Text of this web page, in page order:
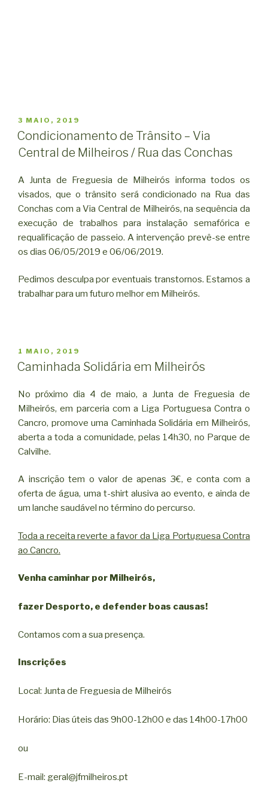
PUBLICADO
EM
3 MAIO, 2019
Condicionamento de Trânsito – Via
Central de Milheiros / Rua das Conchas
A Junta de Freguesia de Milheirós informa todos os
visados, que o trânsito será condicionado na Rua das
Conchas com a Via Central de Milheirós, na sequência da
execução de trabalhos para instalação semafórica e
requalificação de passeio. A intervenção prevê-se entre
os dias 06/05/2019 e 06/06/2019.
Pedimos desculpa por eventuais transtornos. Estamos a
trabalhar para um futuro melhor em Milheirós.
PUBLICADO
EM
1 MAIO, 2019
Caminhada Solidária em Milheirós
No próximo dia 4 de maio, a Junta de Freguesia de
Milheirós, em parceria com a Liga Portuguesa Contra o
Cancro, promove uma Caminhada Solidária em Milheirós,
aberta a toda a comunidade, pelas 14h30, no Parque de
Calvilhe.
A inscrição tem o valor de apenas 3€, e conta com a
oferta de água, uma t-shirt alusiva ao evento, e ainda de
um lanche saudável no término do percurso.
Toda a receita reverte a favor da Liga Portuguesa Contra
ao Cancro.
Venha caminhar por Milheirós,
fazer Desporto, e defender boas causas!
Contamos com a sua presença.
Inscrições
Local: Junta de Freguesia de Milheirós
Horário: Dias úteis das 9h00-12h00 e das 14h00-17h00
ou
E-mail: geral@jfmilheiros.pt